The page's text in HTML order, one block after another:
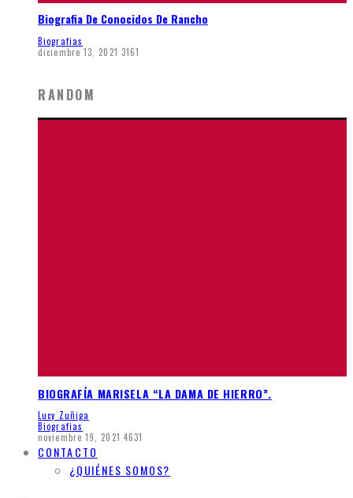
Biografia De Conocidos De Rancho
Biografias
diciembre 13, 2021 3161
RANDOM
BIOGRAFÍA MARISELA “LA DAMA DE HIERRO”.
Lucy Zuñiga
Biografias
noviembre 19, 2021 4631
CONTACTO
¿QUIÉNES SOMOS?